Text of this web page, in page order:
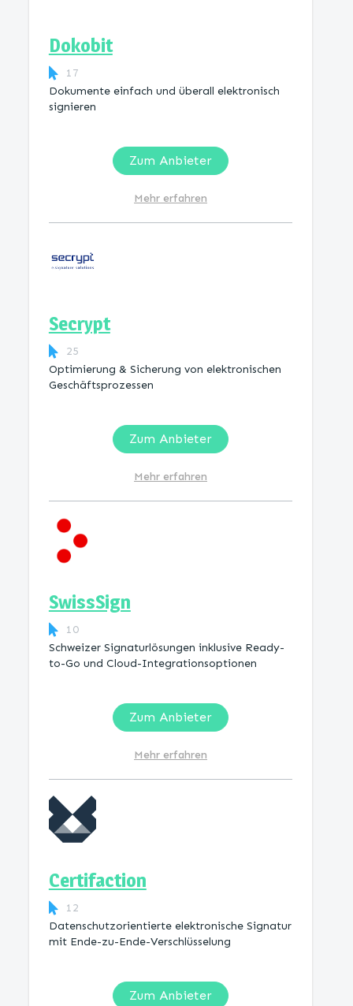
Dokobit
17
Dokumente einfach und überall elektronisch
signieren
Zum Anbieter
Mehr erfahren
Secrypt
25
Optimierung & Sicherung von elektronischen
Geschäftsprozessen
Zum Anbieter
Mehr erfahren
SwissSign
10
Schweizer Signaturlösungen inklusive Ready-
to-Go und Cloud-Integrationsoptionen
Zum Anbieter
Mehr erfahren
Certifaction
12
Datenschutzorientierte elektronische Signatur
mit Ende-zu-Ende-Verschlüsselung
Zum Anbieter